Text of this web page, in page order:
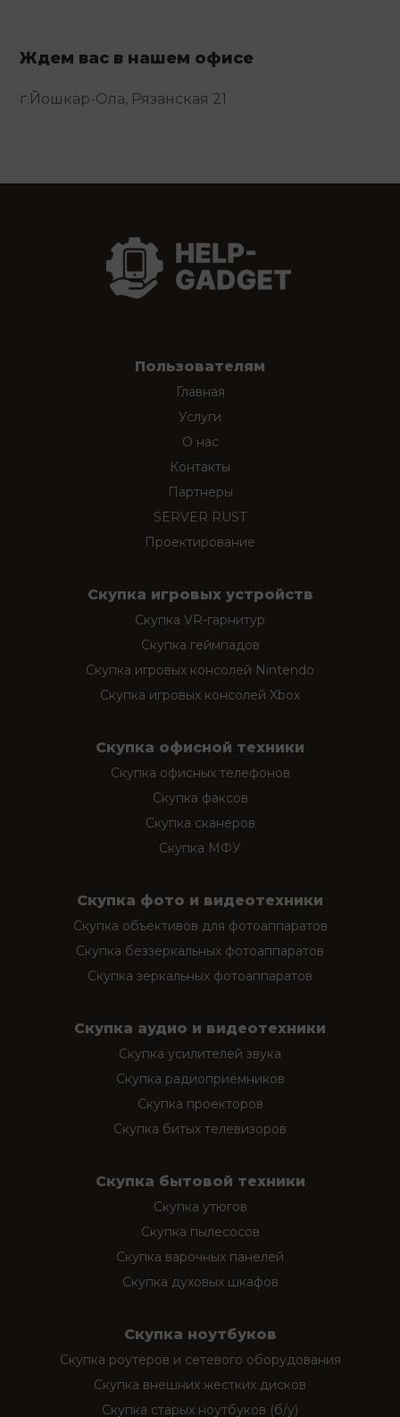
Ждем вас в нашем офисе
г.Йошкар-Ола, Рязанская 21
Пользователям
Главная
Услуги
О нас
Контакты
Партнеры
SERVER RUST
Проектирование
Скупка игровых устройств
Скупка VR-гарнитур
Скупка геймпадов
Скупка игровых консолей Nintendo
Скупка игровых консолей Xbox
Скупка офисной техники
Скупка офисных телефонов
Скупка факсов
Скупка сканеров
Скупка МФУ
Скупка фото и видеотехники
Скупка объективов для фотоаппаратов
Скупка беззеркальных фотоаппаратов
Скупка зеркальных фотоаппаратов
Скупка аудио и видеотехники
Скупка усилителей звука
Скупка радиоприёмников
Скупка проекторов
Скупка битых телевизоров
Скупка бытовой техники
Скупка утюгов
Скупка пылесосов
Скупка варочных панелей
Скупка духовых шкафов
Скупка ноутбуков
Скупка роутеров и сетевого оборудования
Скупка внешних жестких дисков
Скупка старых ноутбуков (б/у)